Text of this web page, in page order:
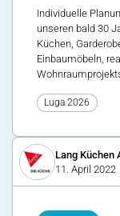
Individuelle
unseren bald 30
Küchen,
Einbaumöbeln,
Luga 2026
Lang Küchen
11. April 2022